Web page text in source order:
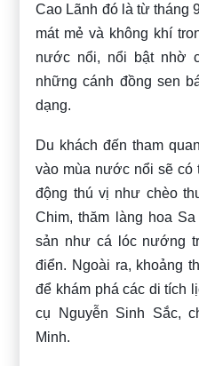
Cao Lãnh đó là từ tháng
mát mẻ và không khí
nước nổi, nổi bật nhờ
những cánh đồng sen
dạng.
Du khách đến tham
vào mùa nước nổi sẽ có
động thú vị như chèo
Chim, thăm làng hoa
sản như cá lóc nướng
điển. Ngoài ra, khoảng
để khám phá các di tích
cụ Nguyễn Sinh Sắc,
Minh.